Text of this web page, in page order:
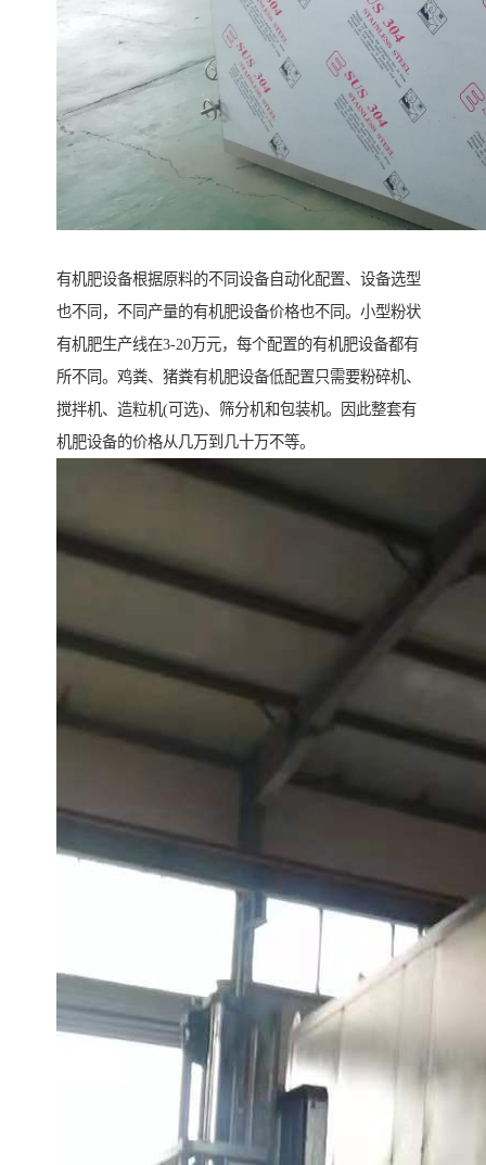
有机肥设备根据原料的不同设备自动化配置、设备选型
也不同，不同产量的有机肥设备价格也不同。小型粉状
有机肥生产线在3-20万元，每个配置的有机肥设备都有
所不同。鸡粪、猪粪有机肥设备低配置只需要粉碎机、
搅拌机、造粒机(可选)、筛分机和包装机。因此整套有
机肥设备的价格从几万到几十万不等。